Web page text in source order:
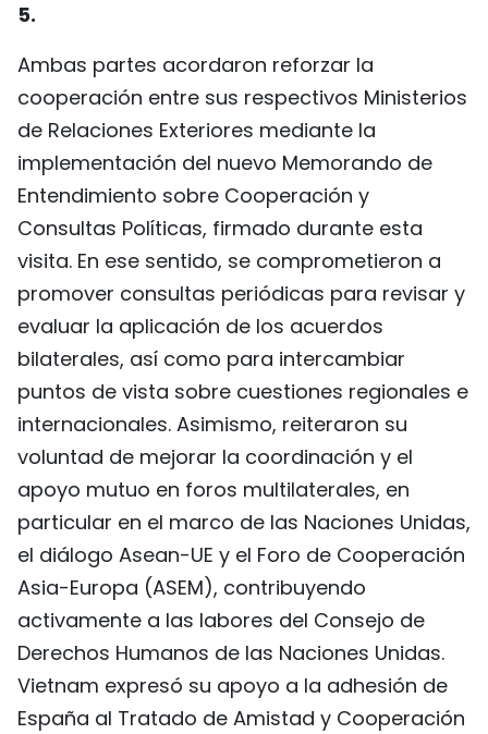
5.
Ambas partes acordaron reforzar la
cooperación entre sus respectivos Ministerios
de Relaciones Exteriores mediante la
implementación del nuevo Memorando de
Entendimiento sobre Cooperación y
Consultas Políticas, firmado durante esta
visita. En ese sentido, se comprometieron a
promover consultas periódicas para revisar y
evaluar la aplicación de los acuerdos
bilaterales, así como para intercambiar
puntos de vista sobre cuestiones regionales e
internacionales. Asimismo, reiteraron su
voluntad de mejorar la coordinación y el
apoyo mutuo en foros multilaterales, en
particular en el marco de las Naciones Unidas,
el diálogo Asean-UE y el Foro de Cooperación
Asia-Europa (ASEM), contribuyendo
activamente a las labores del Consejo de
Derechos Humanos de las Naciones Unidas.
Vietnam expresó su apoyo a la adhesión de
España al Tratado de Amistad y Cooperación